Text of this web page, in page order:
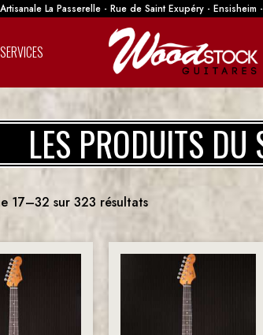
La Passerelle - Rue de Saint Exupéry -
SERVICES
LES PRODUITS DU
17–32 sur 323 résultats